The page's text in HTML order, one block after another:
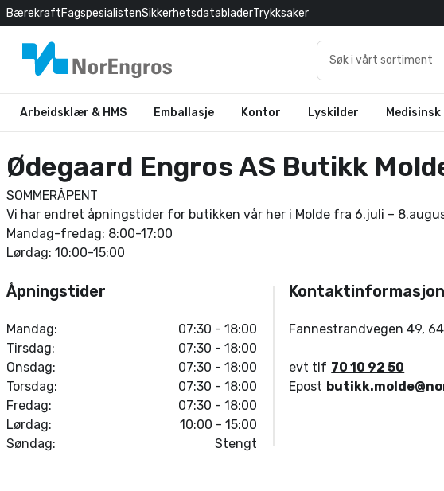
BærekraftFagspesialistenSikkerhetsdatabladerTrykksaker
Arbeidsklær & HMS Emballasje Kontor Lyskilder
Ødegaard Engros AS Butikk
SOMMERÅPENT
Vi har endret åpningstider for butikken vår her i Molde fra 6.juli –
Mandag-fredag: 8:00-17:00
Lørdag: 10:00-15:00
Åpningstider
Mandag:
07:30 - 18:00
Tirsdag:
07:30 - 18:00
Onsdag:
07:30 - 18:00
Torsdag:
07:30 - 18:00
Fredag:
07:30 - 18:00
Lørdag:
10:00 - 15:00
Søndag:
Stengt
Kontaktinformasjon
Fannestrandvegen 49,
evt tlf 70 10 92 50
Epost